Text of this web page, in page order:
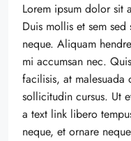
Lorem ipsum dolor sit
Duis mollis et sem
neque. Aliquam
mi accumsan nec.
facilisis, at
sollicitudin cursus. Ut
a text link libero
neque, et ornare